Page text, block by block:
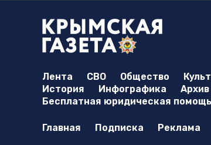
Лента СВО Общество
История
Инфографика Архив
Бесплатная юридическая помощь
Главная Подписка Реклама